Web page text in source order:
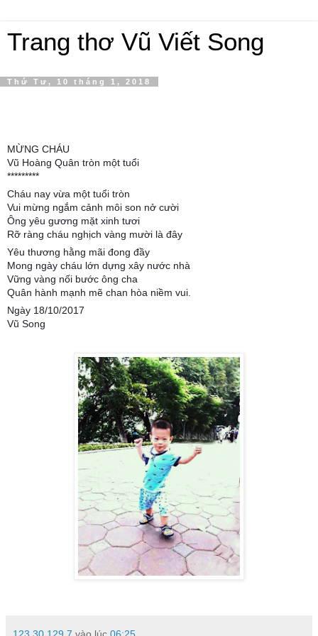
Trang thơ Vũ Viết Song
Thứ Tư, 10 tháng 1, 2018
MỪNG CHÁU
Vũ Hoàng Quân tròn một tuổi
*********
Cháu nay vừa một tuổi tròn
Vui mừng ngắm cảnh môi son nở cười
Ông yêu gương mặt xinh tươi
Rỡ ràng cháu nghịch vàng mười là đây
Yêu thương hằng mãi đong đầy
Mong ngày cháu lớn dựng xây nước nhà
Vững vàng nối bước ông cha
Quân hành mạnh mẽ chan hòa niềm vui.
Ngày 18/10/2017
Vũ Song
123.30.129.7 vào lúc 06:25